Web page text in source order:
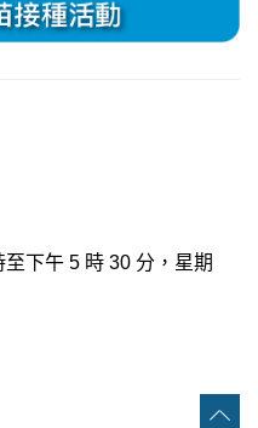
下午 5 時 30 分，星期